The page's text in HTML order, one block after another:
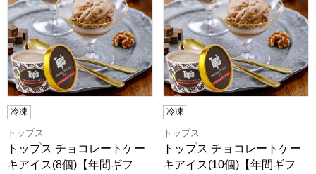
冷凍
トップス
トップス チョコレートケー
キアイス(8個)【年間ギフ
冷凍
トップス
トップス チョコレートケー
キアイス(10個)【年間ギフ